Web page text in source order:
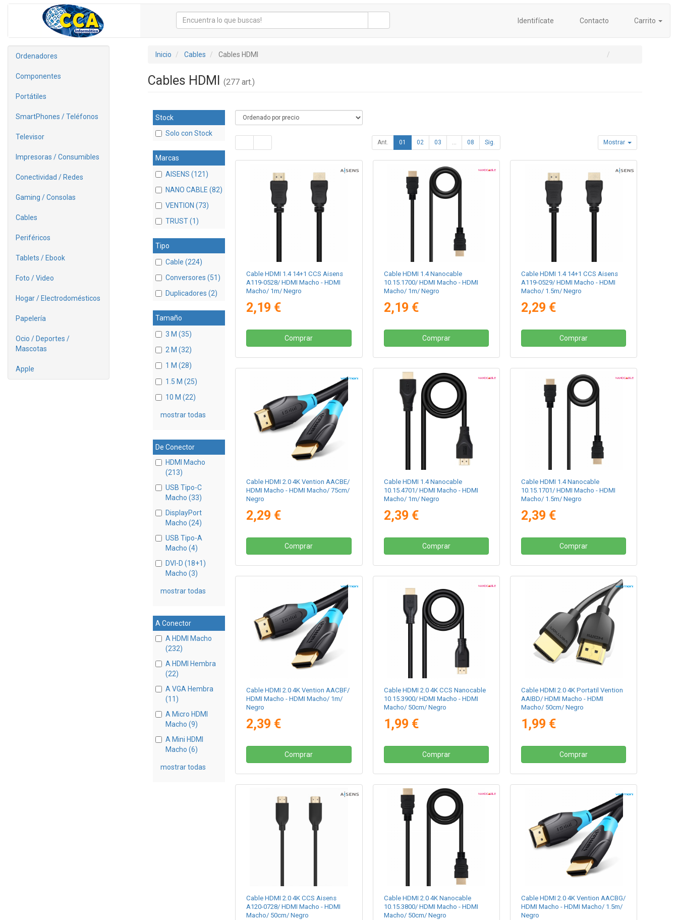
Identifícate Contacto Carrito
Ordenadores
Componentes
Portátiles
SmartPhones / Teléfonos
Televisor
Impresoras / Consumibles
Conectividad / Redes
Gaming / Consolas
Cables
Periféricos
Tablets / Ebook
Foto / Video
Hogar / Electrodomésticos
Papelería
Ocio / Deportes /
Mascotas
Apple
Inicio Cables Cables HDMI
Cables HDMI (277 art.)
Stock
Solo con Stock
Marcas
AISENS (121)
NANO CABLE (82)
VENTION (73)
TRUST (1)
Tipo
Cable (224)
Conversores (51)
Duplicadores (2)
Tamaño
3 M (35)
2 M (32)
1 M (28)
1.5 M (25)
10 M (22)
mostrar todas
De Conector
HDMI Macho
(213)
USB Tipo-C
Macho (33)
DisplayPort
Macho (24)
USB Tipo-A
Macho (4)
DVI-D (18+1)
Macho (3)
mostrar todas
A Conector
A HDMI Macho
(232)
A HDMI Hembra
(22)
A VGA Hembra
(11)
A Micro HDMI
Macho (9)
A Mini HDMI
Macho (6)
mostrar todas
Ant. 01 02 03 ... 08 Sig. Mostrar
Cable HDMI 1.4 14+1 CCS Aisens
A119-0528/ HDMI Macho - HDMI
Macho/ 1m/ Negro
2,19 €
Comprar
Cable HDMI 1.4 Nanocable
10.15.1700/ HDMI Macho - HDMI
Macho/ 1m/ Negro
2,19 €
Comprar
Cable HDMI 1.4 14+1 CCS Aisens
A119-0529/ HDMI Macho - HDMI
Macho/ 1.5m/ Negro
2,29 €
Comprar
Cable HDMI 2.0 4K Vention AACBE/
HDMI Macho - HDMI Macho/ 75cm/
Negro
2,29 €
Comprar
Cable HDMI 1.4 Nanocable
10.15.4701/ HDMI Macho - HDMI
Macho/ 1m/ Negro
2,39 €
Comprar
Cable HDMI 1.4 Nanocable
10.15.1701/ HDMI Macho - HDMI
Macho/ 1.5m/ Negro
2,39 €
Comprar
Cable HDMI 2.0 4K Vention AACBF/
HDMI Macho - HDMI Macho/ 1m/
Negro
2,39 €
Comprar
Cable HDMI 2.0 4K CCS Nanocable
10.15.3900/ HDMI Macho - HDMI
Macho/ 50cm/ Negro
1,99 €
Comprar
Cable HDMI 2.0 4K Portatil Vention
AAIBD/ HDMI Macho - HDMI
Macho/ 50cm/ Negro
1,99 €
Comprar
Cable HDMI 2.0 4K CCS Aisens
A120-0728/ HDMI Macho - HDMI
Macho/ 50cm/ Negro
Cable HDMI 2.0 4K Nanocable
10.15.3800/ HDMI Macho - HDMI
Macho/ 50cm/ Negro
Cable HDMI 2.0 4K Vention AACBG/
HDMI Macho - HDMI Macho/ 1.5m/
Negro